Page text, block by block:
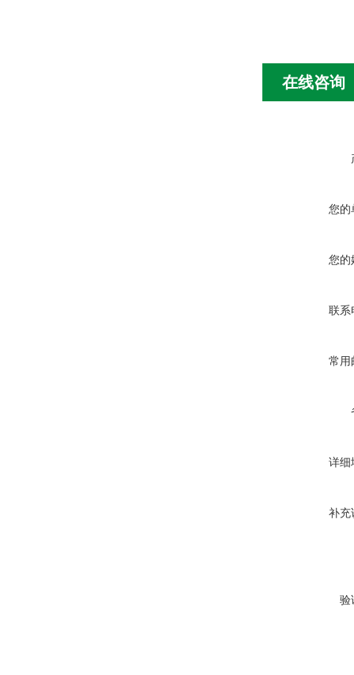
在线咨询
您的
您的
联系
常用
详细
补充
验